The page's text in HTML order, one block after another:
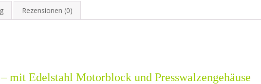
Rezensionen (0)
mit Edelstahl Motorblock und Presswalzengehäuse